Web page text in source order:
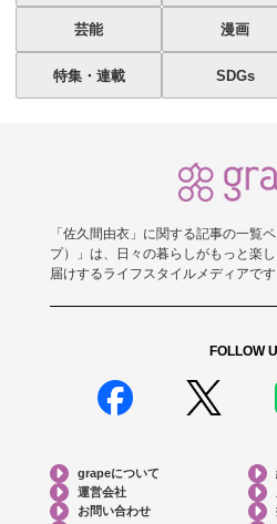
芸能 漫画
特集・連載 SDGs
「佐久間由衣」に関する記事の一覧
プ）」は、日々の暮らしがもっと楽
届けするライフスタイルメディアです
FOLLOW
grapeについて
運営会社
お問い合わせ